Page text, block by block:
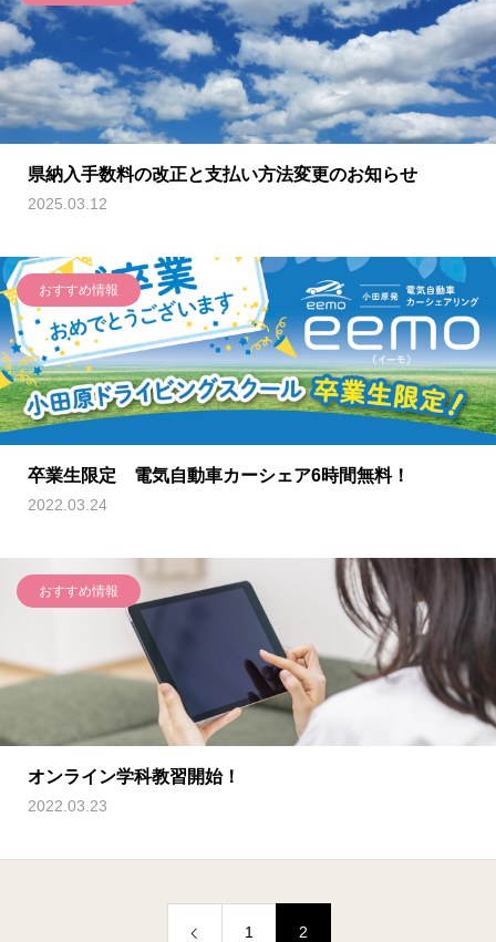
県納入手数料の改正と支払い方法変更のお知らせ
2025.03.12
おすすめ情報
卒業生限定 電気自動車カーシェア6時間無料！
2022.03.24
おすすめ情報
オンライン学科教習開始！
2022.03.23
1 2